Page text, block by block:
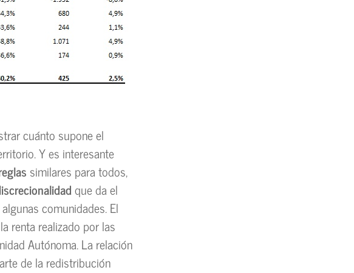
cuánto supone el
Y es interesante
similares para todos,
que da el
comunidades. El
renta realizado por las
Autónoma. La relación
de la redistribución